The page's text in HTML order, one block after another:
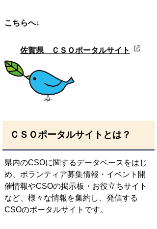
こちらへ↓
佐賀県 ＣＳＯポータルサイト
ＣＳＯポータルサイトとは？
県内のCSOに関するデータベースをはじ
め、ボランティア募集情報・イベント開
催情報やCSOの掲示板・お役立ちサイト
など、様々な情報を集約し、発信する
CSOのポータルサイトです。